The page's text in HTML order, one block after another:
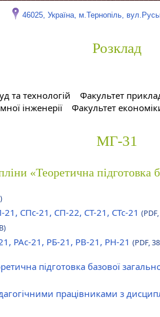
46025, Україна, м.Тернопіль,
Розклад
та технологій Факультет
інженерії
Факультет
МГ-31
«Теоретична підготовка
СПс-21, СП-22, СТ-21, СТс-21
РАс-21, РБ-21, РВ-21, РН-21 (PDF,
підготовка базової
працівниками з